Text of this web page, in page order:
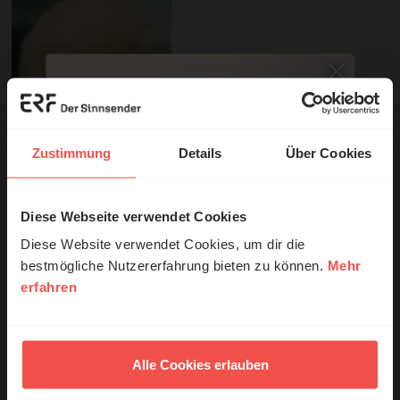
Zustimmung Details Über Cookies
Diese Webseite verwendet Cookies
Diese Website verwendet Cookies, um dir die
bestmögliche Nutzererfahrung bieten zu können. Mehr
erfahren
Alle Cookies erlauben
Sie möchten noch tiefer in die Bibel eintauchen? Wir
empfehlen unsere Sendereihe:
Nutzungsrechte
© Ruth Schneider / ERF